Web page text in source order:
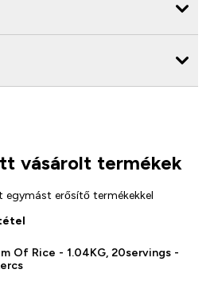
vásárolt termékek
egymást erősítő termékekkel
Of Rice - 1.04KG, 20servings -